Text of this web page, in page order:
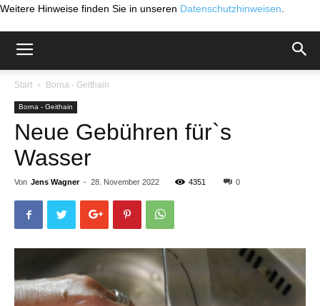
Weitere Hinweise finden Sie in unseren Datenschutzhinweisen
Start Borna - Geithain
Borna - Geithain
Neue Gebühren für`s
Wasser
Von Jens Wagner - 28. November 2022 4351 0